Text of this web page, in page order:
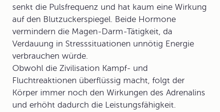
senkt die Pulsfrequenz und hat kaum eine Wirkung
auf den Blutzuckerspiegel. Beide Hormone
vermindern die Magen-Darm-Tätigkeit, da
Verdauung in Stresssituationen unnötig Energie
verbrauchen würde.
Obwohl die Zivilisation Kampf- und
Fluchtreaktionen überflüssig macht, folgt der
Körper immer noch den Wirkungen des Adrenalins
und erhöht dadurch die Leistungsfähigkeit.